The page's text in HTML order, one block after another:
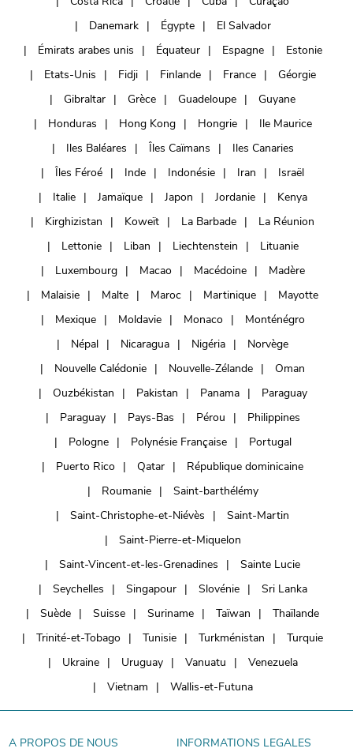
Danemark
Égypte
El Salvador
Émirats arabes unis
Équateur Espagne
Estonie
Etats-Unis
Fidji Finlande France
Géorgie
Gibraltar
Grèce Guadeloupe
Guyane
Honduras
Hong Kong Hongrie
Ile Maurice
Iles Baléares
Îles Caïmans
Iles Canaries
Îles Féroé
Inde Indonésie Iran
Israël
Italie
Jamaïque Japon Jordanie
Kenya
Kirghizistan
Koweït La Barbade
La Réunion
Lettonie
Liban Liechtenstein
Lituanie
Luxembourg
Macao Macédoine
Madère
Malaisie
Malte Maroc Martinique
Mayotte
Mexique
Moldavie Monaco
Monténégro
Népal
Nicaragua Nigéria
Norvège
Nouvelle Calédonie
Nouvelle-Zélande
Oman
Ouzbékistan
Pakistan Panama
Paraguay
Paraguay
Pays-Bas Pérou
Philippines
Pologne
Polynésie Française
Portugal
Puerto Rico
Qatar
République dominicaine
Roumanie
Saint-barthélémy
Saint-Christophe-et-Niévès
Saint-Martin
Saint-Pierre-et-Miquelon
Saint-Vincent-et-les-Grenadines
Sainte Lucie
Seychelles
Singapour Slovénie
Sri Lanka
Suède
Suisse Suriname Taïwan
Thaïlande
Trinité-et-Tobago
Tunisie Turkménistan
Turquie
Ukraine
Uruguay Vanuatu
Venezuela
Vietnam
Wallis-et-Futuna
A PROPOS DE NOUS INFORMATIONS LEGALES